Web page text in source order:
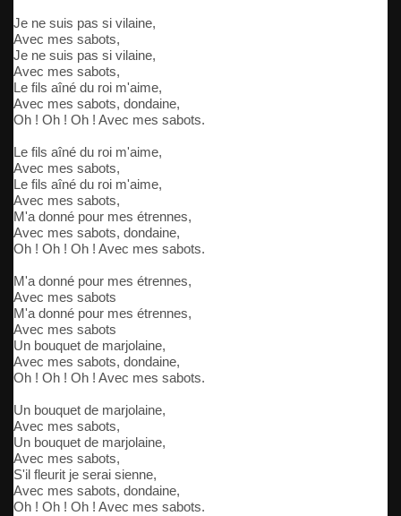
Je ne suis pas si vilaine,
Avec mes sabots,
Je ne suis pas si vilaine,
Avec mes sabots,
Le fils aîné du roi m'aime,
Avec mes sabots, dondaine,
Oh ! Oh ! Oh ! Avec mes sabots.
Le fils aîné du roi m'aime,
Avec mes sabots,
Le fils aîné du roi m'aime,
Avec mes sabots,
M'a donné pour mes étrennes,
Avec mes sabots, dondaine,
Oh ! Oh ! Oh ! Avec mes sabots.
M'a donné pour mes étrennes,
Avec mes sabots
M'a donné pour mes étrennes,
Avec mes sabots
Un bouquet de marjolaine,
Avec mes sabots, dondaine,
Oh ! Oh ! Oh ! Avec mes sabots.
Un bouquet de marjolaine,
Avec mes sabots,
Un bouquet de marjolaine,
Avec mes sabots,
S'il fleurit je serai sienne,
Avec mes sabots, dondaine,
Oh ! Oh ! Oh ! Avec mes sabots.